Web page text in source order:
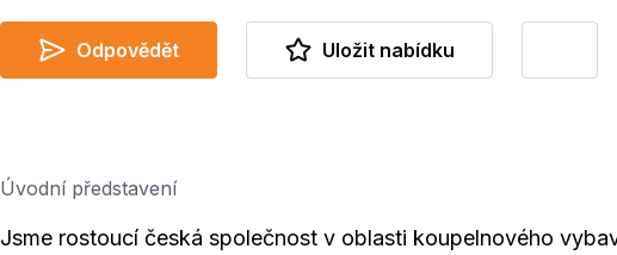
Odpovědět Uložit nabídku
Úvodní představení
Jsme rostoucí česká společnost v oblasti koupelnového